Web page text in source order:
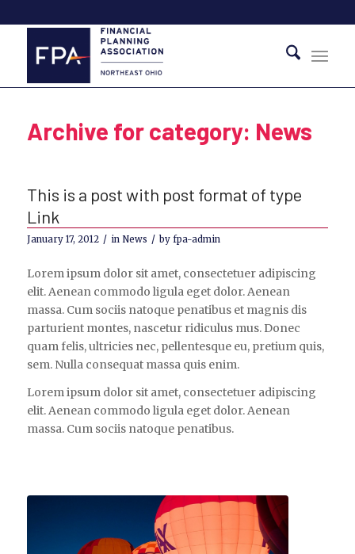
Archive for category: News
This is a post with post format of type
Link
January 17, 2012 / in News / by fpa-admin
Lorem ipsum dolor sit amet, consectetuer adipiscing
elit. Aenean commodo ligula eget dolor. Aenean
massa. Cum sociis natoque penatibus et magnis dis
parturient montes, nascetur ridiculus mus. Donec
quam felis, ultricies nec, pellentesque eu, pretium quis,
sem. Nulla consequat massa quis enim.
Lorem ipsum dolor sit amet, consectetuer adipiscing
elit. Aenean commodo ligula eget dolor. Aenean
massa. Cum sociis natoque penatibus.